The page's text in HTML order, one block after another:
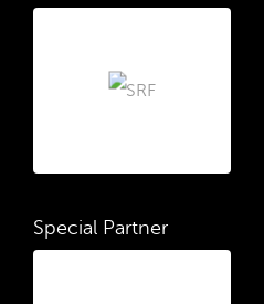
Special Partner